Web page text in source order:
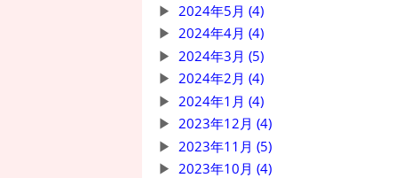
2024年5月 (4)
2024年4月 (4)
2024年3月 (5)
2024年2月 (4)
2024年1月 (4)
2023年12月 (4)
2023年11月 (5)
2023年10月 (4)